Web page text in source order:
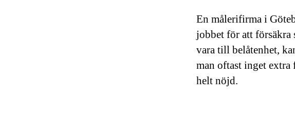
En målerifirma i
jobbet för att försäkra
vara till belåtenhet,
man oftast inget
helt nöjd.